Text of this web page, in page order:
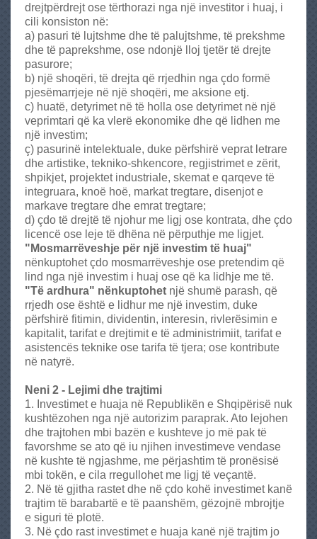
e
s
g
e
drejtpërdrejt ose tërthorazi nga një investitor i huaj, i
cili konsiston në:
a) pasuri të lujtshme dhe të palujtshme, të prekshme
dhe të paprekshme, ose ndonjë lloj tjetër të drejte
pasurore;
b) një shoqëri, të drejta që rrjedhin nga çdo formë
pjesëmarrjeje në një shoqëri, me aksione etj.
c) huatë, detyrimet në të holla ose detyrimet në një
veprimtari që ka vlerë ekonomike dhe që lidhen me
një investim;
ç) pasurinë intelektuale, duke përfshirë veprat letrare
dhe artistike, tekniko-shkencore, regjistrimet e zërit,
shpikjet, projektet industriale, skemat e qarqeve të
integruara, knoë hoë, markat tregtare, disenjot e
markave tregtare dhe emrat tregtare;
d) çdo të drejtë të njohur me ligj ose kontrata, dhe çdo
licencë ose leje të dhëna në përputhje me ligjet.
"Mosmarrëveshje për një investim të huaj"
nënkuptohet çdo mosmarrëveshje ose pretendim që
lind nga një investim i huaj ose që ka lidhje me të.
"Të ardhura" nënkuptohet një shumë parash, që
rrjedh ose është e lidhur me një investim, duke
përfshirë fitimin, dividentin, interesin, rivlerësimin e
kapitalit, tarifat e drejtimit e të administrimiit, tarifat e
asistencës teknike ose tarifa të tjera; ose kontribute
në natyrë.
Neni 2 - Lejimi dhe trajtimi
1. Investimet e huaja në Republikën e Shqipërisë nuk
kushtëzohen nga një autorizim paraprak. Ato lejohen
dhe trajtohen mbi bazën e kushteve jo më pak të
favorshme se ato që iu njihen investimeve vendase
në kushte të ngjashme, me përjashtim të pronësisë
mbi tokën, e cila rregullohet me ligj të veçantë.
2. Në të gjitha rastet dhe në çdo kohë investimet kanë
trajtim të barabartë e të paanshëm, gëzojnë mbrojtje
e siguri të plotë.
3. Në çdo rast investimet e huaja kanë një trajtim jo